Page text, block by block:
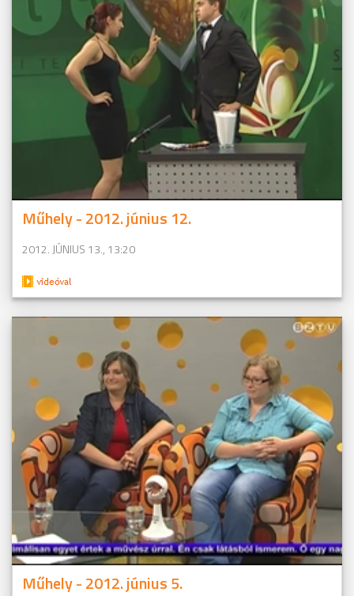
Műhely - 2012. június 12.
2012. JÚNIUS 13., 13:20
Műhely - 2012. június 5.